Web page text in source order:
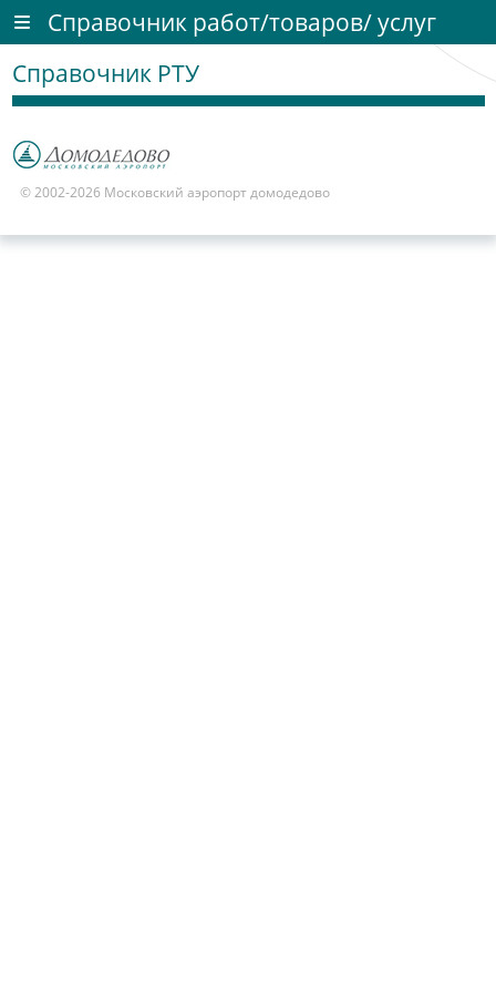
Справочник работ/товаров/ услуг
Справочник РТУ
© 2002-2026 Московский аэропорт домодедово